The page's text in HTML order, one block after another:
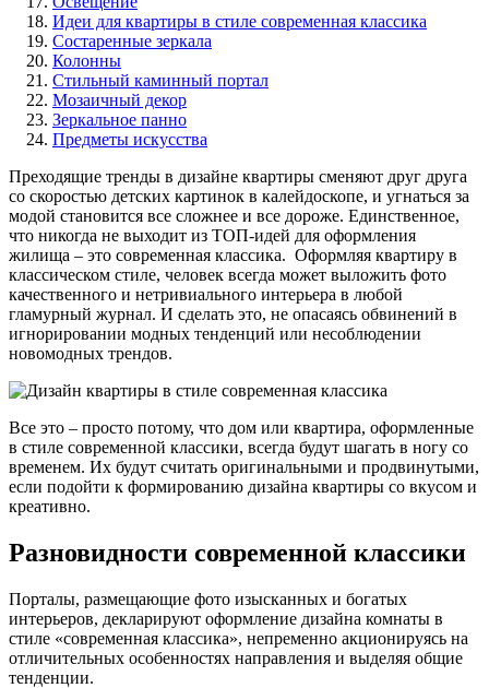
Идеи для квартиры в стиле современная классика
Состаренные зеркала
Колонны
Стильный каминный портал
Мозаичный декор
Зеркальное панно
Предметы искусства
Преходящие тренды в дизайне квартиры сменяют друг друга
со скоростью детских картинок в калейдоскопе, и угнаться за
модой становится все сложнее и все дороже. Единственное,
что никогда не выходит из ТОП-идей для оформления
жилища – это современная классика. Оформляя квартиру в
классическом стиле, человек всегда может выложить фото
качественного и нетривиального интерьера в любой
гламурный журнал. И сделать это, не опасаясь обвинений в
игнорировании модных тенденций или несоблюдении
новомодных трендов.
Все это – просто потому, что дом или квартира, оформленные
в стиле современной классики, всегда будут шагать в ногу со
временем. Их будут считать оригинальными и продвинутыми,
если подойти к формированию дизайна квартиры со вкусом и
креативно.
Разновидности современной классики
Порталы, размещающие фото изысканных и богатых
интерьеров, декларируют оформление дизайна комнаты в
стиле «современная классика», непременно акционируясь на
отличительных особенностях направления и выделяя общие
тенденции.